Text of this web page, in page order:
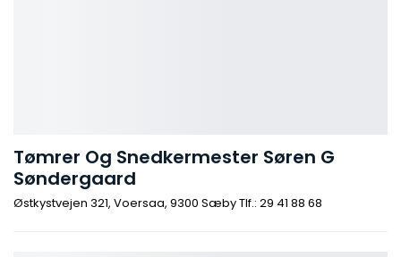
Tømrer Og Snedkermester Søren G
Søndergaard
Østkystvejen 321, Voersaa, 9300 Sæby Tlf.: 29 41 88 68